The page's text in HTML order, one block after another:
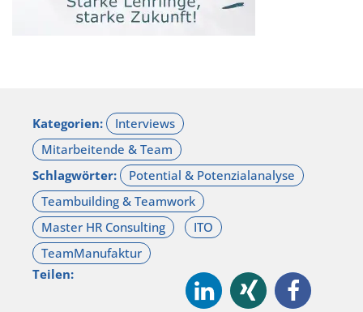
Kategorien:
Schlagwörter:
Teilen: